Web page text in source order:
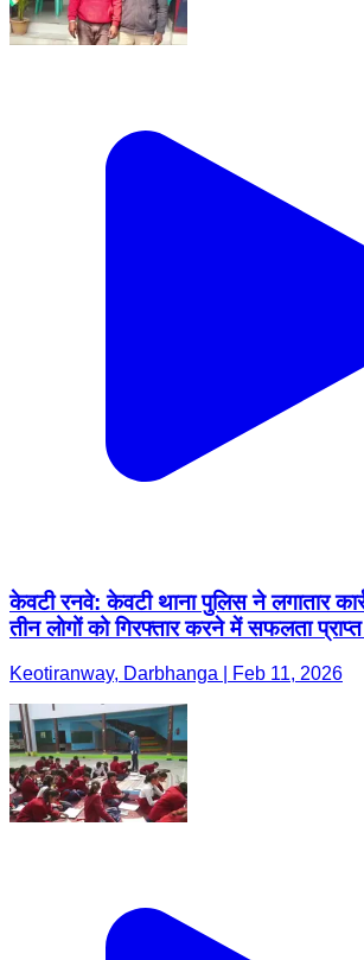
केवटी रनवे: केवटी थाना पुलिस ने लगातार
तीन लोगों को गिरफ्तार करने में सफलता
Keotiranway, Darbhanga | Feb 11, 2026